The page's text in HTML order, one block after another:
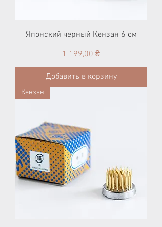
Японский черный Кензан 6 см
Цена
1 199,00 ₴
Добавить в корзину
Кензан